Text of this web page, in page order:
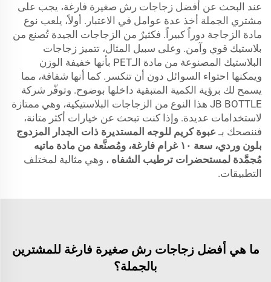
عند البحث عن أفضل زجاجات رش صغيرة فارغة، يجب على
مشتري الجملة أخذ عدة عوامل في الاعتبار. أولاً، يلعب نوع
مادة الزجاجة دوراً كبيراً. فكثيرٌ من الزجاجات الجيدة تُصنع من
بلاستيك قوي وآمن. وعلى سبيل المثال، تتميز زجاجات
البلاستيك المصنوعة من مادة الـPET بأنها خفيفة الوزن
ويمكنها احتواء السوائل دون أن تنكسر. كما أنها شفافة، مما
يسمح لك برؤية الكمية المتبقية داخلها بوضوح. وتوفّر شركة
JB BOTTLE هذا النوع من الزجاجات البلاستيكية، وهي ممتازة
لاستخدامات عديدة. وإذا كنت تبحث عن خيارات أكثر متانة،
فننصحك بـ عبوة كريم للوجه المستديرة ذات الجدار المزدوج
بلون وردي، سعة ١٠ غرام فارغة، ومُصنَّعة من مادة ماتيه
مُجمَّدة لمستحضرات ترطيب الشفاه ، وهي مثالية لمختلف
التطبيقات.
ما هي أفضل زجاجات رش صغيرة فارغة للمشترين
بالجملة؟